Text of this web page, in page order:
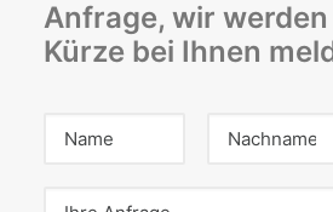
Anfrage, wir werden
Kürze bei Ihnen